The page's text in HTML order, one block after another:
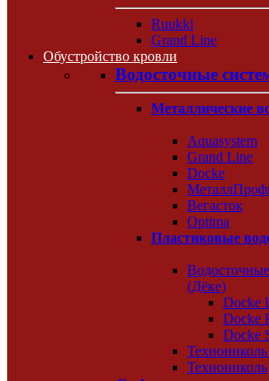
Ruukki
Grand Line
Обустройство кровли
Водосточные
Металлические
Aquasystem
Grand Line
Docke
Вегасток
Optima
Пластиковые
(Дёке)
Docke
Docke
Docke
Технониколь